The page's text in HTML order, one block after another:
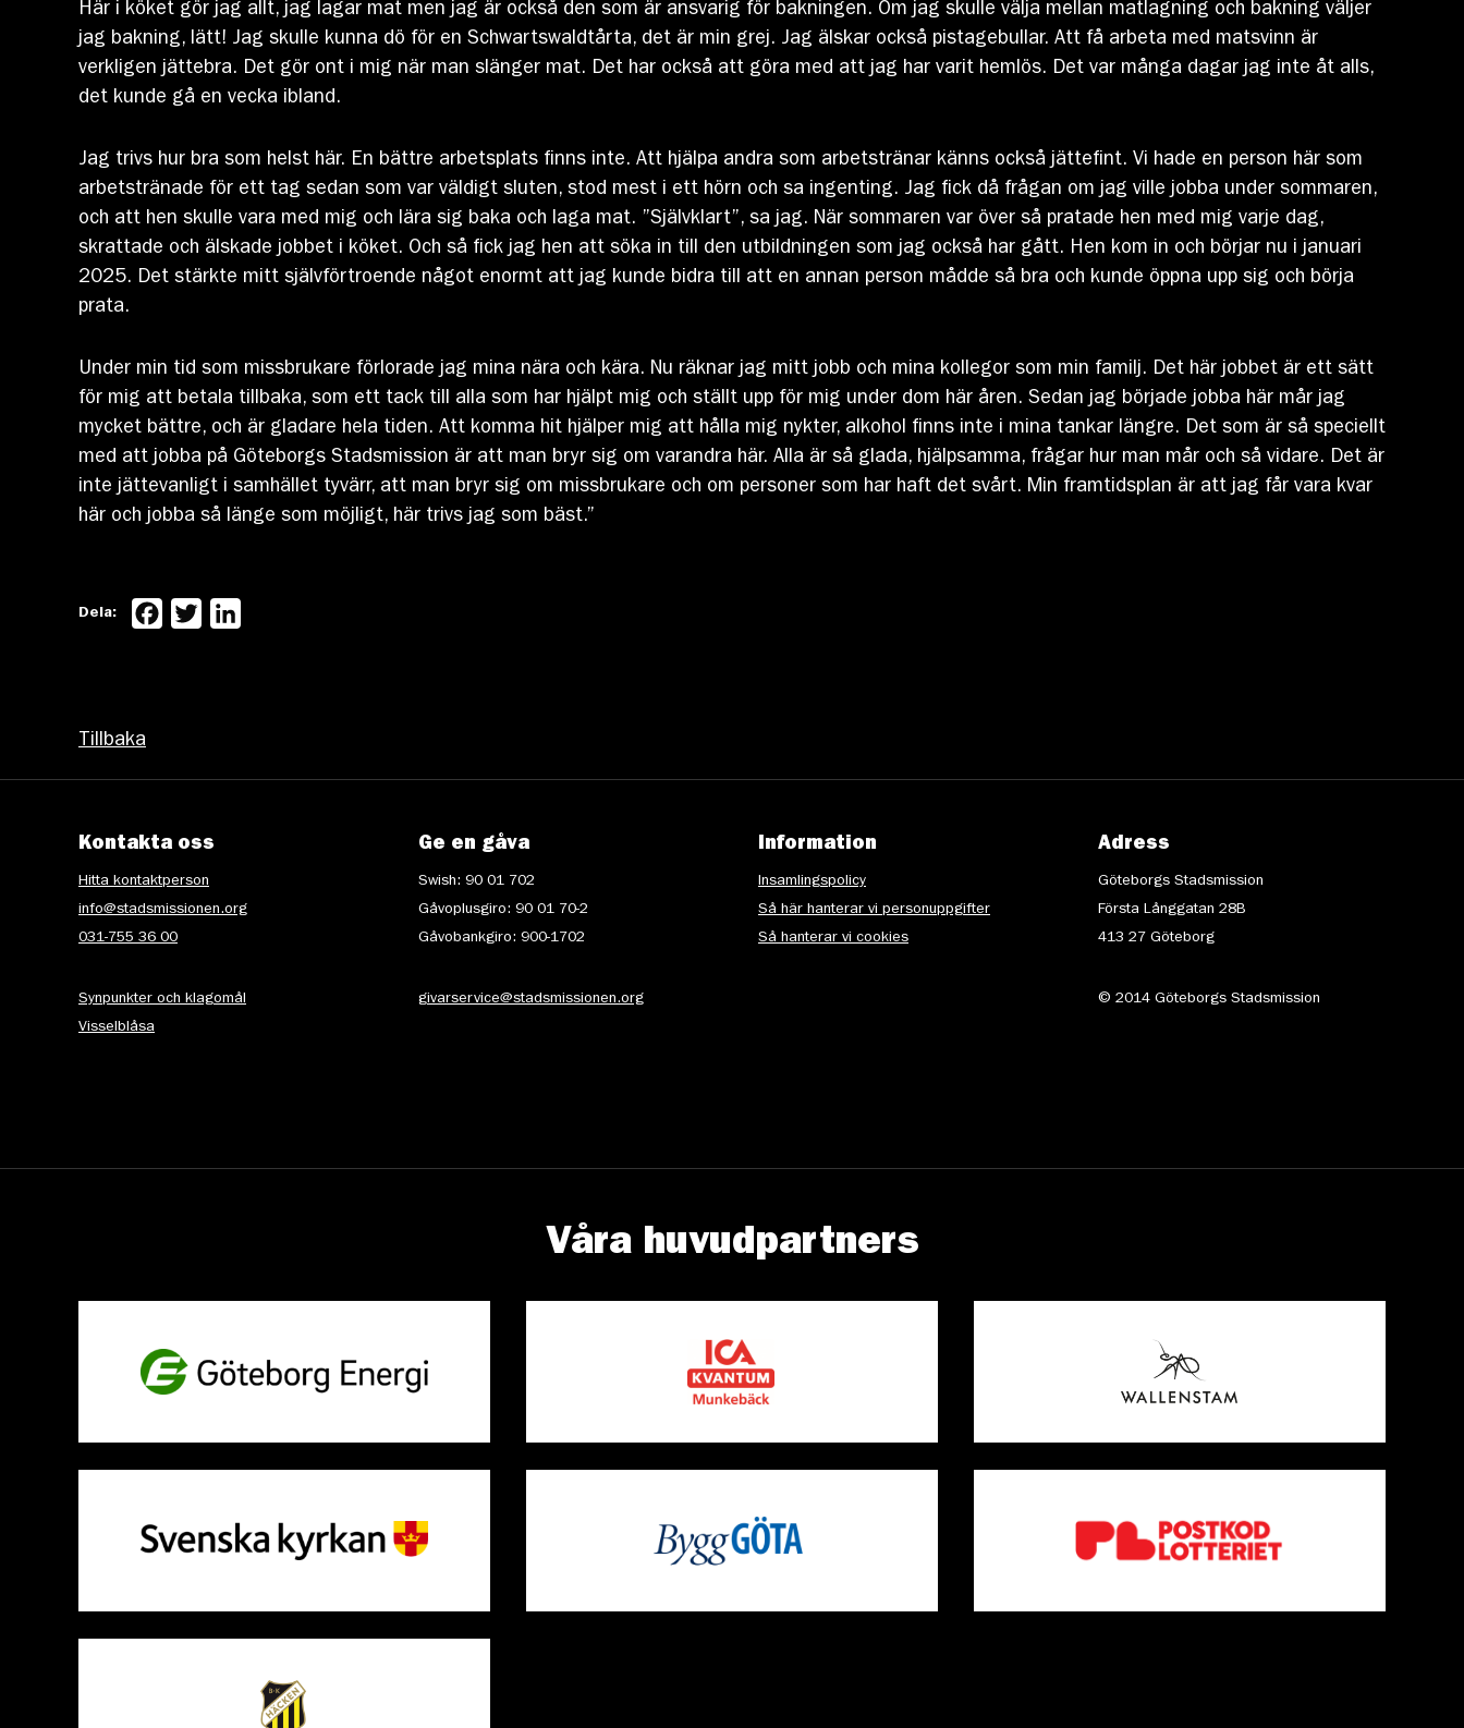
Här i köket gör jag allt, jag lagar mat men jag är också den som är ansvarig för bakningen. Om jag skulle välja mellan matlagning och bakning väljer
jag bakning, lätt! Jag skulle kunna dö för en Schwartswaldtårta, det är min grej. Jag älskar också pistagebullar. Att få arbeta med matsvinn är
verkligen jättebra. Det gör ont i mig när man slänger mat. Det har också att göra med att jag har varit hemlös. Det var många dagar jag inte åt alls,
det kunde gå en vecka ibland.
Jag trivs hur bra som helst här. En bättre arbetsplats finns inte. Att hjälpa andra som arbetstränar känns också jättefint. Vi hade en person här som
arbetstränade för ett tag sedan som var väldigt sluten, stod mest i ett hörn och sa ingenting. Jag fick då frågan om jag ville jobba under sommaren,
och att hen skulle vara med mig och lära sig baka och laga mat. ”Självklart”, sa jag. När sommaren var över så pratade hen med mig varje dag,
skrattade och älskade jobbet i köket. Och så fick jag hen att söka in till den utbildningen som jag också har gått. Hen kom in och börjar nu i januari
2025. Det stärkte mitt självförtroende något enormt att jag kunde bidra till att en annan person mådde så bra och kunde öppna upp sig och börja
prata.
Under min tid som missbrukare förlorade jag mina nära och kära. Nu räknar jag mitt jobb och mina kollegor som min familj. Det här jobbet är ett sätt
för mig att betala tillbaka, som ett tack till alla som har hjälpt mig och ställt upp för mig under dom här åren. Sedan jag började jobba här mår jag
mycket bättre, och är gladare hela tiden. Att komma hit hjälper mig att hålla mig nykter, alkohol finns inte i mina tankar längre. Det som är så speciellt
med att jobba på Göteborgs Stadsmission är att man bryr sig om varandra här. Alla är så glada, hjälpsamma, frågar hur man mår och så vidare. Det är
inte jättevanligt i samhället tyvärr, att man bryr sig om missbrukare och om personer som har haft det svårt. Min framtidsplan är att jag får vara kvar
här och jobba så länge som möjligt, här trivs jag som bäst.”
Dela: Facebook
Twitter
Tillbaka
Kontakta oss
Hitta kontaktperson
info@stadsmissionen.org
031-755 36 00
Synpunkter och klagomål
Visselblåsa
Ge en gåva
Swish: 90 01 702
Gåvoplusgiro: 90 01 70-2
Gåvobankgiro: 900-1702
givarservice@stadsmissionen.org
Information
Insamlingspolicy
Så här hanterar vi personuppgifter
Så hanterar vi cookies
Adress
Göteborgs Stadsmission
Första Långgatan 28B
413 27 Göteborg
© 2014 Göteborgs Stadsmission
Våra huvudpartners